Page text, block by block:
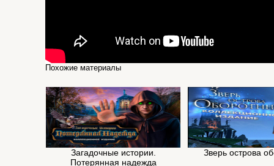
Похожие материалы
Загадочные истории.
Потерянная надежда
Зверь острова